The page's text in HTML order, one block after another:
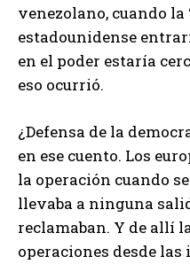
venezolano, cuando
estadounidense
en el poder estaría
eso ocurrió.
¿Defensa de la
en ese cuento. Los
la operación cuando
llevaba a ninguna
reclamaban. Y de allí
operaciones desde las